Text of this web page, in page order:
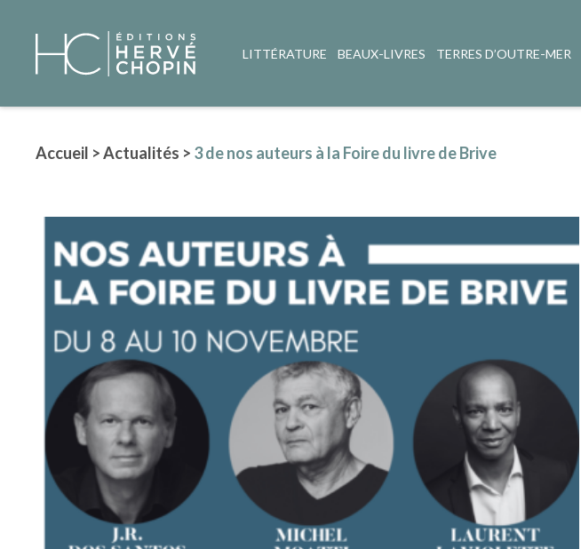
LITTÉRATURE BEAUX-LIVRES TERRES D’OUTRE-MER
Accueil >Actualités > 3 de nos auteurs à la Foire du livre de Brive